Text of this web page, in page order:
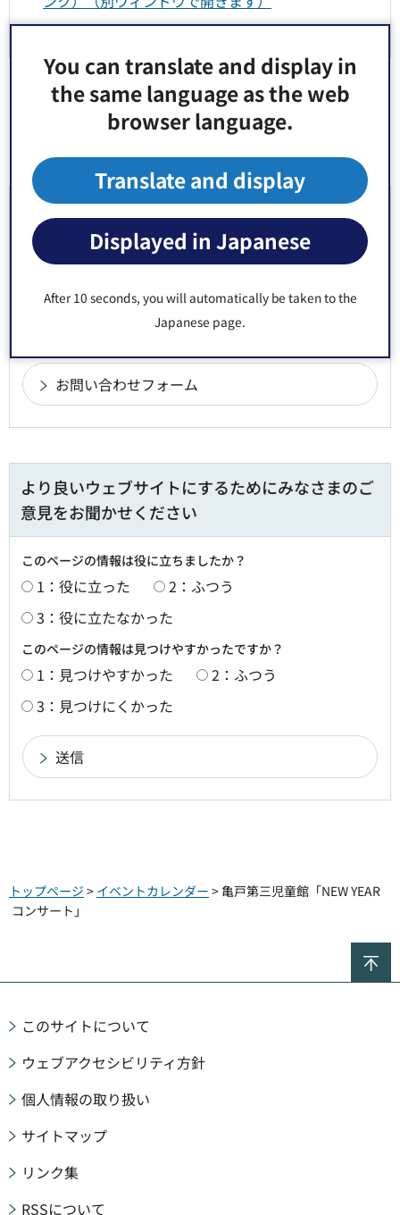
You can translate and display in
the same language as the web
browser language.
Translate and display
Displayed in Japanese
After 10 seconds, you will automatically be taken to the
Japanese page.
こうとうおやこ手帳（子育て支援アプリ）
Google Mapsで開く
お問い合わせ先
こども未来部 こども家庭支援課 亀戸第三児童館
電話番号： 03-3636-5341
より良いウェブサイトにするためにみなさまのご
意見をお聞かせください
このページの情報は役に立ちましたか？
1：役に立った
2：ふつう
3：役に立たなかった
このページの情報は見つけやすかったですか？
1：見つけやすかった
2：ふつう
3：見つけにくかった
トップページ > イベントカレンダー > 亀戸第三児童館「NEW YEAR
コンサート」
このサイトについて
ウェブアクセシビリティ方針
個人情報の取り扱い
サイトマップ
リンク集
RSSについて